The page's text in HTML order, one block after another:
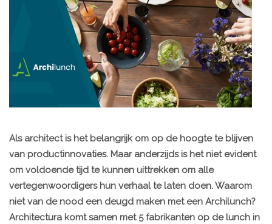
Als architect is het belangrijk om op de hoogte te blijven
van productinnovaties. Maar anderzijds is het niet evident
om voldoende tijd te kunnen uittrekken om alle
vertegenwoordigers hun verhaal te laten doen. Waarom
niet van de nood een deugd maken met een Archilunch?
Architectura komt samen met 5 fabrikanten op de lunch in